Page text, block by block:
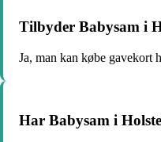
Tilbyder Babysam i
Ja, man kan købe gavekort
Har Babysam i